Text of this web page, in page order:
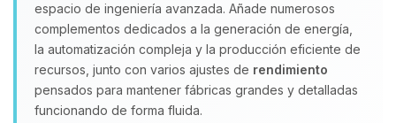
espacio de ingeniería avanzada. Añade numerosos
complementos dedicados a la generación de energía,
la automatización compleja y la producción eficiente de
recursos, junto con varios ajustes de rendimiento
pensados para mantener fábricas grandes y detalladas
funcionando de forma fluida.